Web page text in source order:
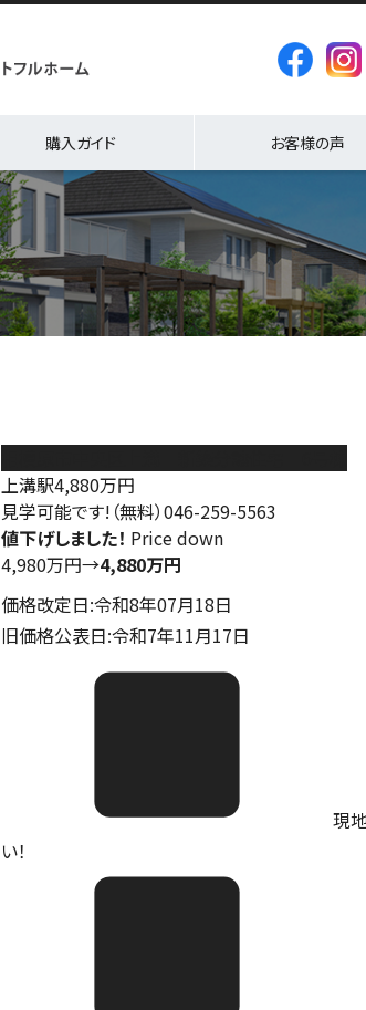
購入ガイド お客様の声
上溝駅4,880万円
見学可能です!（無料）046-259-5563
値下げしました！ Price down
4,980万円→4,880万円
価格改定日:令和8年07月18日
旧価格公表日:令和7年11月17日
現
い！